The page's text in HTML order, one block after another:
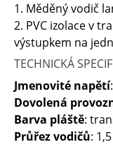
1. Měděný vodič
2. PVC izolace v
výstupkem na
TECHNICKÁ
Jmenovité napětí
Dovolená
Barva pláště:
Průřez vodičů: